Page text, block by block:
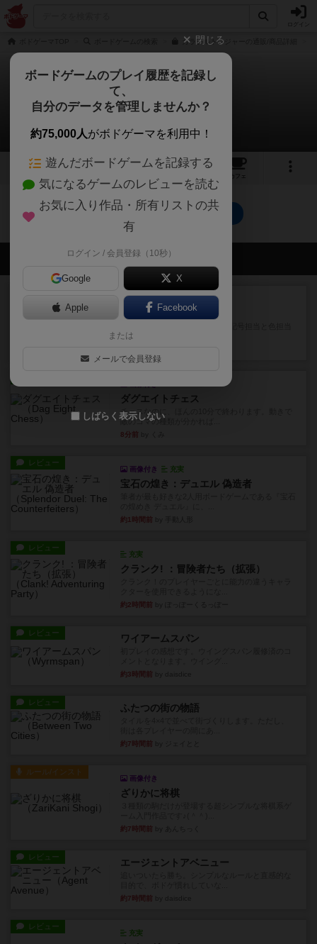
カラフルトレジャーの通販/商品詳細
カラフルトレジャー
0件のルール/インスト
5 1
カフェ
カラフルトレジャーのトップに戻る
会員の新しい投稿
ブリックス
に分かれてプレイ。あかんか...
ダグエイトチェス
チェスなのに、ほんの10分で終わります。動きで
敵のコマの種類が分かれば...
8分前
レビュー
画像付き 充実
宝石の煌き：デュエル 偽造者
約1時間前
レビュー
充実
クランク! ：冒険者たち（拡張）
約2時間前
レビュー ワイアームスパン
約3時間前
レビュー ふたつの街の物語
約7時間前
ルール/インスト
画像付き
ざりかに将棋
約7時間前
レビュー エージェントアベニュー
約7時間前
レビュー
充実
閉じる
ボードゲームのプレイ履歴を記録し
て、
自分のデータを管理しませんか？
約75,000人がボドゲーマを利用中！
遊んだボードゲームを記録する
気になるゲームのレビューを読む
お気に入り作品・所有リストの共
有
ログイン / 会員登録（10秒）
Google X
Apple Facebook
または
メールで会員登録
しばらく表示しない